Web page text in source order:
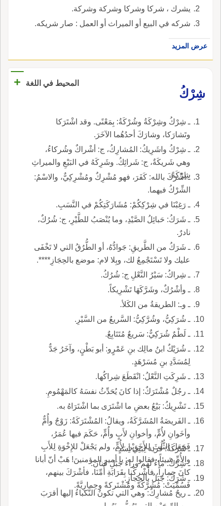
يشرك ، شركا وشركا وشركة وشركة.
شركه في البيع أو الميراث أو العمل : صار شريكه.
عرض المزيد
المحيط في اللغة
+
شِرْكُ
ـ شِرْكُ وشِرْكَةُ وشُرْكَةُ: بِمَعْنًى. وقد اشْتَرَكا
وتَشارَكا، وشارَكَ أحدُهُما الآخَرَ.
ـ شِرْكُ واشَرِيكُ: المُشارِكُ، ج: أشْراكٌ وشُركاءُ،
وهي شَريكَةٌ، ج: شَرائِكُ. وشَرِكَهُ في البَيْعِ والميراثِ
شِرْكَةً.
ـ أشْرَكَ بالله: كَفَرَ، فهو مُشْرِكٌ ومُشْرِكِيٌّ، والاسْمُ:
الشِّرْكُ فيهما.
ـ رَغِبْنَا في شِرْكِكُمْ: مُشَارَكَتِكُمْ في النَّسَبِ.
ـ شَرَكُ: حَبائِلُ الصَّيْدِ، وما يُنْصَبُ للطَّيْرِ، ج: شُرُكٌ،
نادرٌ.
ـ شَرَكُ من الطَّريقِ: جَوادُّهُ، أو الطُّرُقُ التي لا تَخْفَى
عليك ولا تَسْتَجْمِعُ لك، وبِلا لام: موضع بالحِجَازِ****.
ـ شِراكُ: سَيْرُ النَّعْلِ ج: شُرُكُ.
ـ وأشْرُكٌ، وشَرَّكَهَا تَشْرِيكاً.
ـ وـ: الطريقةُ من الكَلأ.
ـ شُرَكِيُّ، وشُرَّكِيُّ: السَّريعُ من السَّيْرِ.
ـ لَطْمٌ شُرَكِيٌّ: سَريعٌ مُتَتَابِعٌ.
ـ شُرَيْكٌ ابنُ مالِك بنِ عَمْرٍو: أبو بَطْنٍ، وآخَرُ جَدٌّ
لِمُسَدَّدِ بنِ مُسَرْهَدٍ.
ـ شَرِكَتِ النَّعْلُ: انْقَطَعَ شِراكُها.
ـ رجُلٌ مُشْتَرَكٌ: إذا كانَ يُحَدِّثُ نفسَهُ كالمَهْمُومِ.
ـ تَشْرِيكُ: بَيْعُ بعضِ ما اشْتَرَى بما اشْتَرَاهُ به.
ـ الفَريضَةُ المُشَرَّكَةُ، ويقالُ: المُشْتَرَكَةُ: زَوْجٌ وأُمٌّ
وأخَوانِ لأُمٍّ، وأخوانِ لأَبٍ وأُمٍّ، حَكَمَ فيها عُمَرُ،
فَجَعَلَ الثُّلُثَ للأَخَوَيْنِ لأُمٍّ، ولم يَجْعَلْ للإِخْوَةِ لِلأَبِ
والأُمِّ شيئاً، فقالوا له: يا أمير المؤمنينَ! هَبْ أنّ أبانا
كانَ حِماراً، فأشْرِكْنا بِقَرَابَةِ أُمِّنَا، فأشْرَكَ بينهم،
فَسُمِّيَتْ: مُشَرَّكَةً ومُشْتَركةً وحِمارِيَّةً.
ـ شَرَكَةُ: قرية لِبَنِي أسَدٍ.
ـ شِرْكٌ: ماءٌ لهم وراءَ جَبَلِ قَنانَ.
ـ شَرَكُ: جَبَلٌ بالحِجازِ.
ـ ريحٌ مُشارِكٌ: وهي التي تكونُ النَّكباءُ إليها أقرَبَ